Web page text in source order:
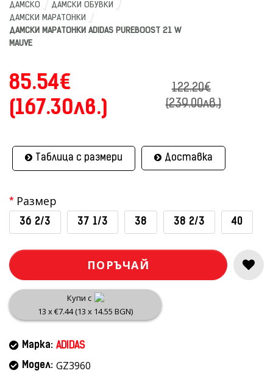
ДАМСКО
ДАМСКИ ОБУВКИ
ДАМСКИ МАРАТОНКИ
ДАМСКИ МАРАТОНКИ ADIDAS PUREBOOST 21 W
MAUVE
85.54€
(167.30лв.)
122.20€
(239.00лв.)
Таблица с размери Доставка
Размер
36 2/3 37 1/3 38 38 2/3 40
ПОРЪЧАЙ
Купи с
13 x €7.44 (13 x 14.55 BGN)
Марка: ADIDAS
Модел: GZ3960